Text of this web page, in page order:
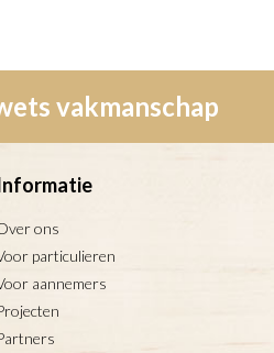
vakmanschap
ons
particulieren
aannemers